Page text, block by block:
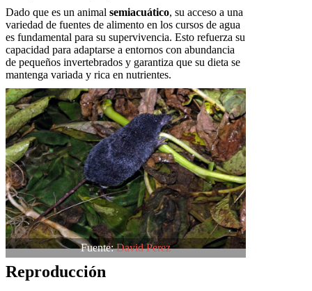
Dado que es un animal semiacuático, su acceso a una
variedad de fuentes de alimento en los cursos de agua
es fundamental para su supervivencia. Esto refuerza su
capacidad para adaptarse a entornos con abundancia
de pequeños invertebrados y garantiza que su dieta se
mantenga variada y rica en nutrientes.
Fuente:David Perez
Reproducción